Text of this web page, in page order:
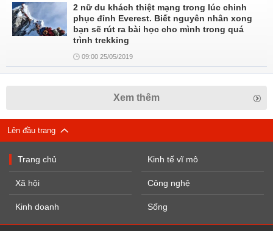
2 nữ du khách thiệt mạng trong lúc chinh
phục đỉnh Everest. Biết nguyên nhân xong
bạn sẽ rút ra bài học cho mình trong quá
trình trekking
09:00 25/05/2019
Xem thêm
Lên đầu trang
Trang chủ
Xã hội
Kinh doanh
Kinh tế vĩ mô
Công nghệ
Sống